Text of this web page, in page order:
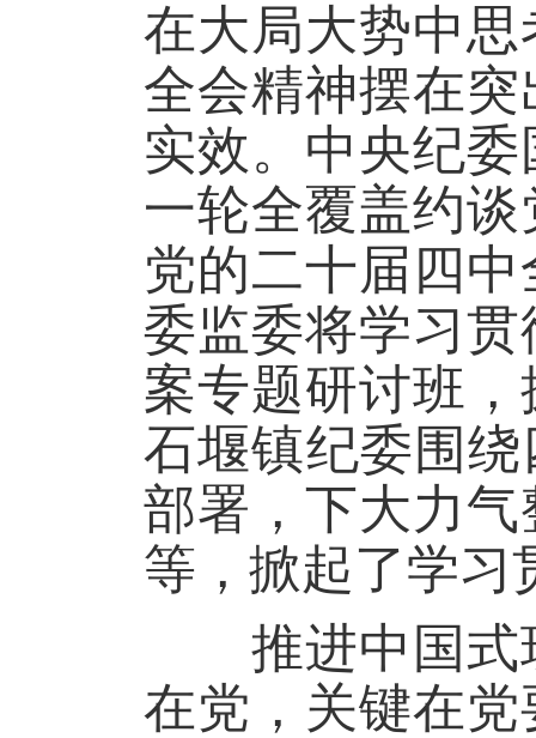
在大局大势中
全会精神摆在
实效。中央纪
一轮全覆盖约
党的二十届四
委监委将学习
案专题研讨班
石堰镇纪委围
部署，下大力
等，掀起了学习
推进中国式现
在党，关键在